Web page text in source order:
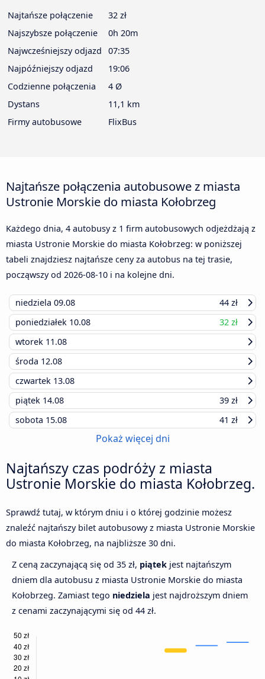
Najtańsze połączenie
32 zł
Najszybsze połączenie
0h 20m
Najwcześniejszy odjazd
07:35
Najpóźniejszy odjazd
19:06
Codzienne połączenia
4 Ø
Dystans
11,1 km
Firmy autobusowe
FlixBus
Najtańsze połączenia autobusowe z miasta
Ustronie Morskie do miasta Kołobrzeg
Każdego dnia, 4 autobusy z 1 firm autobusowych odjeżdżają z
miasta Ustronie Morskie do miasta Kołobrzeg: w poniższej
tabeli znajdziesz najtańsze ceny za autobus na tej trasie,
począwszy od 2026-08-10 i na kolejne dni.
niedziela 09.08
44 zł
poniedziałek 10.08
32 zł
wtorek 11.08
środa 12.08
czwartek 13.08
piątek 14.08
39 zł
sobota 15.08 41 zł
Pokaż więcej dni
Najtańszy czas podróży z miasta
Ustronie Morskie do miasta Kołobrzeg.
Sprawdź tutaj, w którym dniu i o której godzinie możesz
znaleźć najtańszy bilet autobusowy z miasta Ustronie Morskie
do miasta Kołobrzeg, na najbliższe 30 dni.
Z ceną zaczynającą się od 35 zł, piątek jest najtańszym
dniem dla autobusu z miasta Ustronie Morskie do miasta
Kołobrzeg. Zamiast tego niedziela jest najdroższym dniem
z cenami zaczynającymi się od 44 zł.